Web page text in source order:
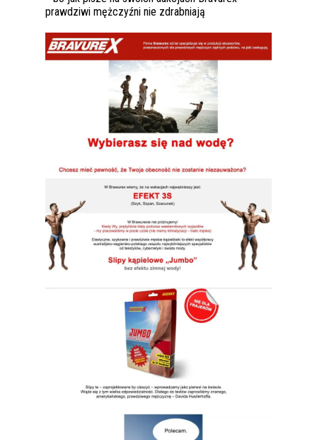
prawdziwi mężczyźni nie zdrabniają